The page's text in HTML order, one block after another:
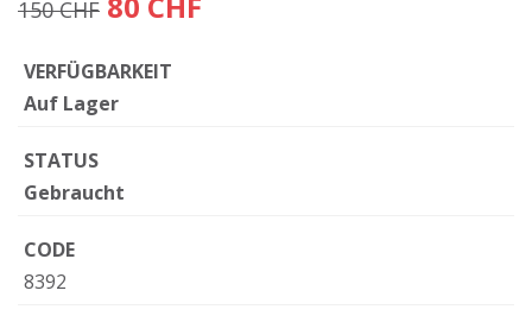
150 CHF
VERFÜGBARKEIT
Auf Lager
STATUS
Gebraucht
CODE
8392